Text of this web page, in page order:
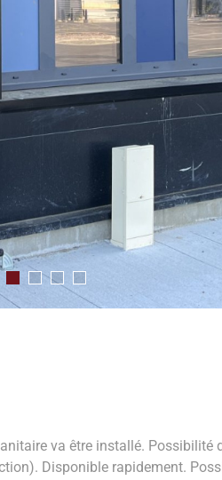
va être installé.
Disponible rapidement.